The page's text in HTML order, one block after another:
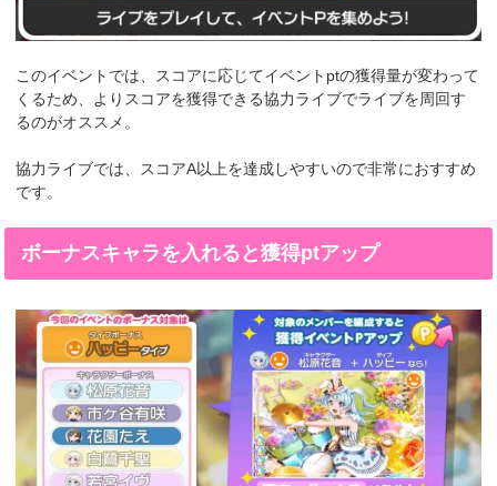
このイベントでは、スコアに応じてイベントptの獲得量が変わって
くるため、よりスコアを獲得できる協力ライブでライブを周回す
るのがオススメ。
協力ライブでは、スコアA以上を達成しやすいので非常におすすめ
です。
ボーナスキャラを入れると獲得ptアップ